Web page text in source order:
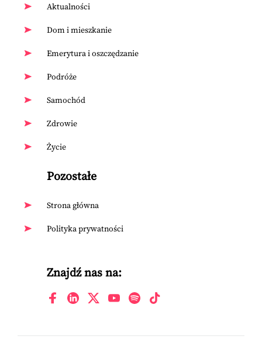
Aktualności
Dom i mieszkanie
Emerytura i oszczędzanie
Podróże
Samochód
Zdrowie
Życie
Pozostałe
Strona główna
Polityka prywatności
Znajdź nas na: